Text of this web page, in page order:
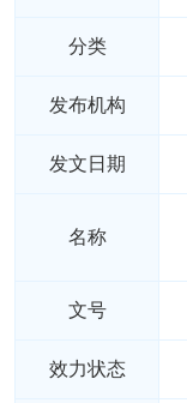
分类
发布机构
发文日期
名称
文号
效力状态